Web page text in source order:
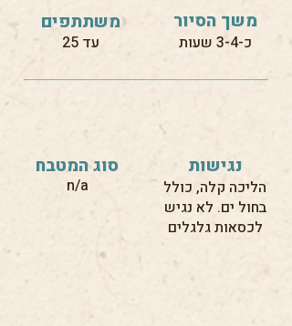
משתתפים
עד 25
סוג המטבח
n/a
משך הסיור
כ-3-4 שעות
נגישות
הליכה קלה, כולל
בחול ים. לא נגיש
לכסאות גלגלים